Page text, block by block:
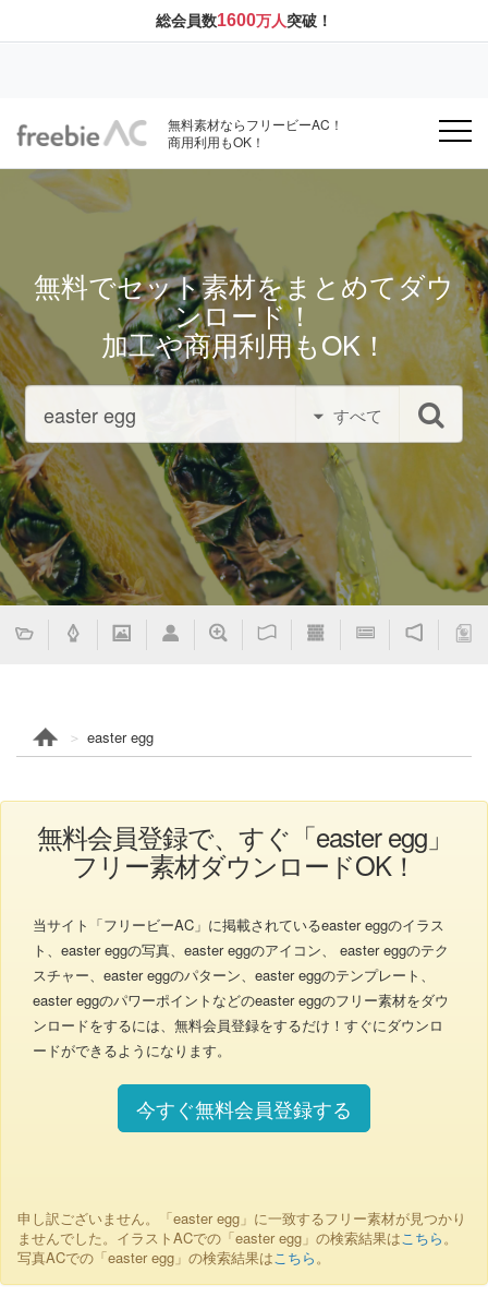
総会員数1600万人突破！
無料素材ならフリービーAC！
商用利用もOK！
無料でセット素材をまとめてダウ
ンロード！
加工や商用利用もOK！
すべて
easter egg
無料会員登録で、すぐ「easter egg」
フリー素材ダウンロードOK！
当サイト「フリービーAC」に掲載されているeaster eggのイラス
ト、easter eggの写真、easter eggのアイコン、 easter eggのテク
スチャー、easter eggのパターン、easter eggのテンプレート、
easter eggのパワーポイントなどのeaster eggのフリー素材をダウ
ンロードをするには、無料会員登録をするだけ！すぐにダウンロ
ードができるようになります。
今すぐ無料会員登録する
申し訳ございません。「easter egg」に一致するフリー素材が見つかり
ませんでした。イラストACでの「easter egg」の検索結果はこちら。
写真ACでの「easter egg」の検索結果はこちら。